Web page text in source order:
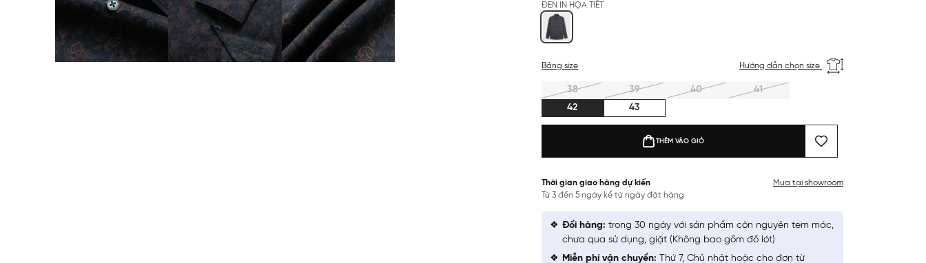
ĐEN IN HỌA TIẾT
Bảng size Hướng dẫn chọn size
38 39 40
41
42
43
THÊM VÀO GIỎ
Thời gian giao hàng dự kiến
Từ 3 đến 5 ngày kể từ ngày đặt hàng
Mua tại showroom
Đổi hàng: trong 30 ngày với sản phẩm còn nguyên tem mác,
chưa qua sử dụng, giặt (Không bao gồm đồ lót)
Miễn phí vận chuyển: Thứ 7, Chủ nhật hoặc cho đơn từ